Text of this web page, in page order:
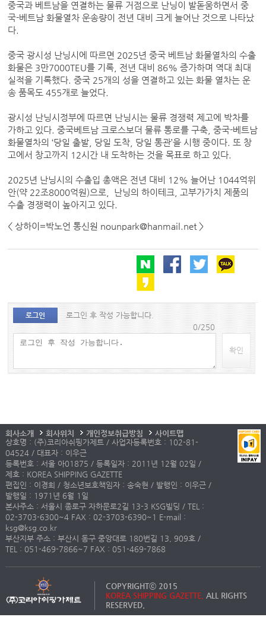
중국과 베트남을 연결하는 물류 거점으로 난닝이 발돋움하면서 중
국-베트남 화물열차 운송량이 전년 대비 크게 늘어난 것으로 나타났
다.
중국 광시성 난닝시에 따르면 2025년 중국 베트남 화물열차의 수출
화물은 3만7000TEU를 기록, 전년 대비 86% 증가하며 역대 최대
실적을 기록했다. 중국 25개의 성을 연결하고 있는 화물 열차는 운
송 품목도 455개로 늘었다.
광시성 난닝시정부에 따르면 난닝시는 물류 경쟁력 제고에 박차를
가하고 있다. 중국베트남 크로스보더 물류 통로를 구축, 중국-베트남
화물열차의 ‘당일 출발, 당일 도착, 당일 통관’을 시행 중이다. 또 창
고에서 창고까지 12시간 내 도착하는 것을 목표로 하고 있다.
2025년 난닝시의 수출입 총액은 전년 대비 12% 늘어난 1044억위
안(약 22조8000억원)으로, 난닝의 하이테크, 고부가가치 제품의
수출 경쟁력이 높아지고 있다.
< 상하이=박노언 통신원 nounpark@hanmail.net >
로그인
로그인 후 작성 가능합니다.
0/250
확인
회사소개 회사위치 개인정보취급방침
사이트맵
상호명 : (주)코리아쉬핑가제트 / 사업자등록번호 : 102-81-
04524 / 대표자 : 이우근
등록번호 : 서울 아01875 / 등록일자 : 2011년 12월 02일 /
제호 : KOREA SHIPPING GAZETTE
편집인 : 이경희 / 청소년보호책임자 : 송숙현 / 발행인 : 이우근 /
발행일 : 1971년 6월 1일
본사주소 : 서울시 종로구 자하문로2길 13-3 KSG빌딩 / TEL :
02-3703-6300~4 FAX : 02-3703-6390~1 E-mail :
ksg@ksg.co.kr
부산지부 주소 : 부산시 동구 중앙대로 180번길 13, 909호 /
TEL : 051-469-7866~7 FAX : 051-469-7868
COPYRIGHTⓒ 2015
KOREA SHIPPING GAZETTE. ALL RIGHTS
RESERVED.